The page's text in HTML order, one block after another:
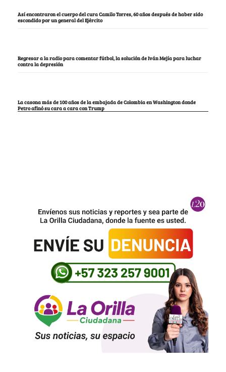
Así encontraron el cuerpo del cura Camilo Torres, 60 años después de haber sido
escondido por un general del Ejército
Regresar a la radio para comentar fútbol, la solución de Iván Mejía para luchar
contra la depresión
La casona más de 100 años de la embajada de Colombia en Washington donde
Petro afinó su cara a cara con Trump